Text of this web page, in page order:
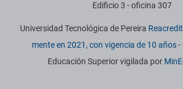
Edificio 3 - oficina 307
Universidad Tecnológica de Pereira
mente en 2021, con vigencia de 10 años-
Educación Superior vigilada por